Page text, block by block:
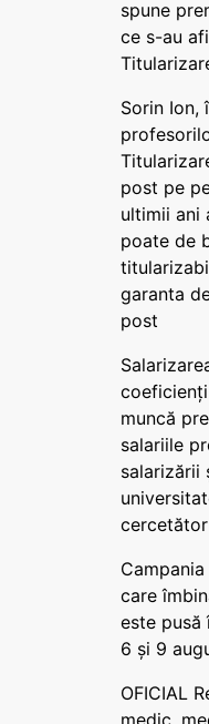
spune
ce s-au
Sorin Ion,
post pe
ultimii ani
poate de
garanta
post
muncă
salariile
salarizării
care
este pusă
6 și 9
OFICIAL
medic,